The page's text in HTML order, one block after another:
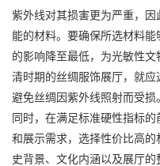
紫外线对其损害更为严重，
能的材料。要确保所选材料
的影响降至最低，为光敏性
清时期的丝绸服饰展厅，就应
避免丝绸因紫外线照射而受损
同时，在满足标准硬性指标
和展示需求，选择性价比高
史背景、文化内涵以及展厅